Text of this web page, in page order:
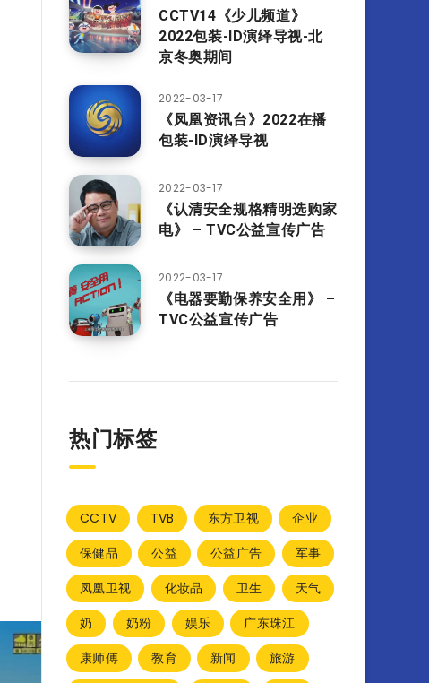
CCTV14《少儿频道》
2022包装-ID演绎导视-北
京冬奥期间
2022-03-17
《凤凰资讯台》2022在播
包装-ID演绎导视
2022-03-17
《认清安全规格精明选购家
电》 – TVC公益宣传广告
2022-03-17
《电器要勤保养安全用》 –
TVC公益宣传广告
热门标签
CCTV TVB 东方卫视
企业
保健品
公益 公益广告
军事
凤凰卫视
化妆品 卫生
天气
奶
奶粉 娱乐
广东珠江
康师傅
教育 新闻
旅游